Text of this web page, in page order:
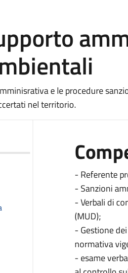
e le procedure
nel territorio.
- Referente
- Sanzioni
- Verbali di
(MUD);
- Gestione
normativa
- esame